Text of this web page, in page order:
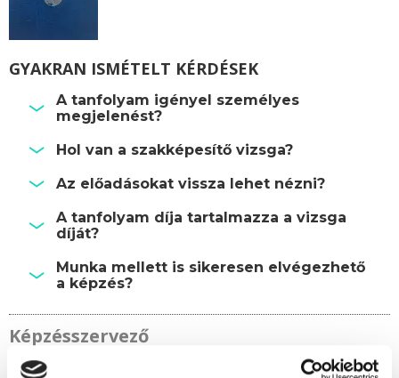
GYAKRAN ISMÉTELT KÉRDÉSEK
A tanfolyam igényel személyes
megjelenést?
Hol van a szakképesítő vizsga?
Az előadásokat vissza lehet nézni?
A tanfolyam díja tartalmazza a vizsga
díját?
Munka mellett is sikeresen elvégezhető
a képzés?
Képzésszervező